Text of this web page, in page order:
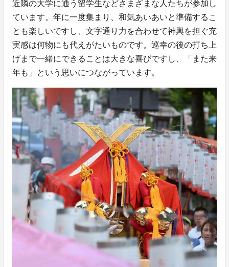
近隣の大学に通う留学生などさまざまな人たちが参加し
ています。年に一度集まり、和気あいあいと準備するこ
とも楽しいですし、文字通り力を合わせて神輿を担ぐ充
実感は何物にも代えがたいものです。巡幸の後の打ち上
げまで一緒にできることは大きな喜びですし、「また来
年も」という思いにつながっています。